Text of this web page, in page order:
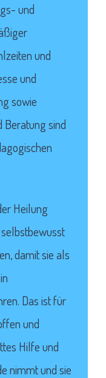
und
und
und
sowie
Beratung sind
Heilung
damit sie als
Das ist für
und
Hilfe und
nimmt und sie